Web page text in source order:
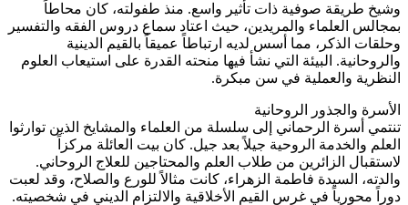
وشيخ طريقة صوفية ذات تأثير واسع. منذ طفولته، كان محاطاً
بمجالس العلماء والمريدين، حيث اعتاد سماع دروس الفقه والتفسير
وحلقات الذكر، مما أسس لديه ارتباطاً عميقاً بالقيم الدينية
والروحانية. البيئة التي نشأ فيها منحته القدرة على استيعاب العلوم
النظرية والعملية في سن مبكرة.
الأسرة والجذور الروحانية
تنتمي أسرة الرحماني إلى سلسلة من العلماء والمشايخ الذين توارثوا
العلم والخدمة الروحية جيلاً بعد جيل. كان بيت العائلة مركزاً
لاستقبال الزائرين من طلاب العلم والمحتاجين للعلاج الروحاني.
والدته، السيدة فاطمة الزهراء، كانت مثالاً للورع والصلاح، وقد لعبت
دوراً محورياً في غرس القيم الأخلاقية والالتزام الديني في شخصيته.